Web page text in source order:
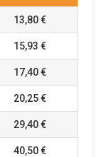
13,80 €
15,93 €
17,40 €
20,25 €
29,40 €
40,50 €